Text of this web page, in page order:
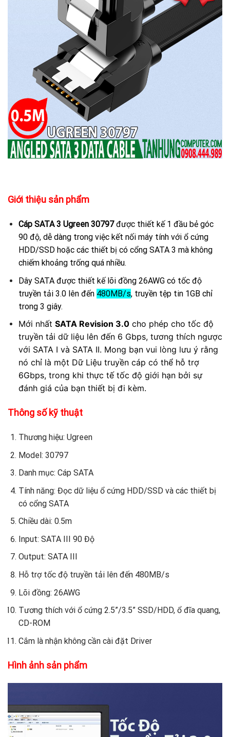
Giới thiệu sản phẩm
Cáp SATA 3 Ugreen 30797được thiết kế 1 đầu bẻ góc
90 độ, dễ dàng trong việc kết nối máy tính với ổ cứng
HDD/SSD hoặc các thiết bị có cổng SATA 3 mà không
chiếm khoảng trống quá nhiều.
Dây SATA được thiết kế lõi đồng 26AWG có tốc độ
truyền tải 3.0 lên đến 480MB/s, truyền tệp tin 1GB chỉ
trong 3 giây.
Mới nhất SATA Revision 3.0cho phép cho tốc độ
truyền tải dữ liệu lên đến 6 Gbps, tương thích ngược
với SATA I và SATA II. Mong bạn vui lòng lưu ý rằng
nó chỉ là một Dữ Liệu truyền cáp có thể hỗ trợ
6Gbps, trong khi thực tế tốc độ giới hạn bởi sự
đánh giá của bạn thiết bị đi kèm.
Thông số kỹ thuật
Thương hiệu: Ugreen
Model: 30797
Danh mục: Cáp SATA
Tính năng: Đọc dữ liệu ổ cứng HDD/SSD và các thiết bị
có cổng SATA
Chiều dài: 0.5m
Input: SATA III 90 Độ
Output: SATA III
Hỗ trợ tốc độ truyền tải lên đến 480MB/s
Lõi đồng: 26AWG
Tương thích với ổ cứng 2.5”/3.5” SSD/HDD, ổ đĩa quang,
CD-ROM
Cắm là nhận không cần cài đặt Driver
Hình ảnh sản phẩm